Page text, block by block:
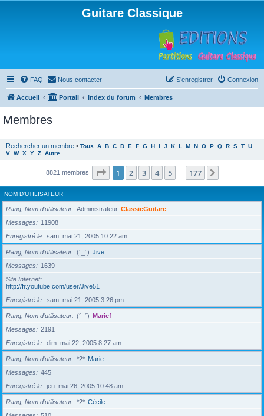
Guitare Classique
FAQ Nous contacter Connexion
S’enregistrer
Accueil Portail Index du forum Membres
Membres
Rechercher un membre • Tous A B C D E F G H I J K L M N O P Q R S T U
V W X Y Z Autre
8821 membres Page 1sur177
1 2 3 4 5 177
NOM D’UTILISATEUR
Rang, Nom d’utilisateur Administrateur ClassicGuitare
Messages
11908
Enregistré le
sam. mai 21, 2005 10:22 am
Rang, Nom d’utilisateur (°_°) Jive
Messages
1639
Site Internet
http://fr.youtube.com/user/Jive51
Enregistré le
sam. mai 21, 2005 3:26 pm
Rang, Nom d’utilisateur (°_°) Marief
Messages
2191
Enregistré le
dim. mai 22, 2005 8:27 am
Rang, Nom d’utilisateur *2* Marie
Messages
445
Enregistré le
jeu. mai 26, 2005 10:48 am
Rang, Nom d’utilisateur *2* Cécile